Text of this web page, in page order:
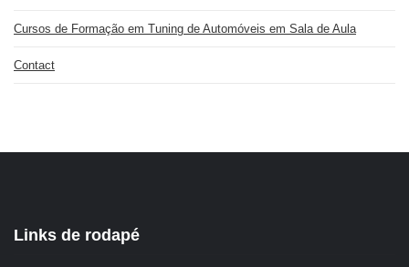
Cursos de Formação em Tuning de Automóveis em Sala de Aula
Contact
Links de rodapé